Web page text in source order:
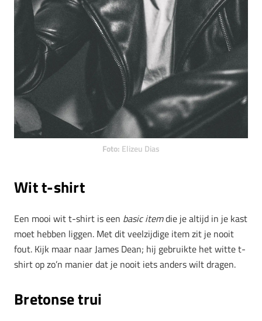
Foto: Elizeu Dias
Wit t-shirt
Een mooi wit t-shirt is een basic itemdie je altijd in je kast
moet hebben liggen. Met dit veelzijdige item zit je nooit
fout. Kijk maar naar James Dean; hij gebruikte het witte t-
shirt op zo’n manier dat je nooit iets anders wilt dragen.
Bretonse trui